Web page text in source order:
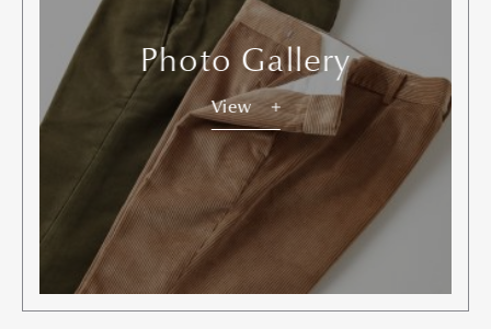
Photo Gallery
View